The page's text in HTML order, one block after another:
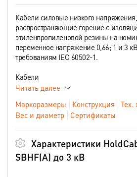
Кабели силовые низкого
распространяющие горение с
этиленпропиленовой резины на
переменное напряжение 0,66; 1 и 3
требованиям IEC 60502-1.
Кабели
Читать далее
Маркоразмеры
Конструкция
Тех.
Вес и диаметр
Сертификаты
Характеристики
SBHF(А) до 3 кВ